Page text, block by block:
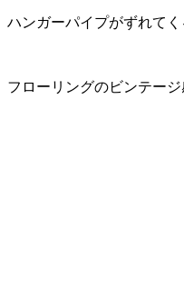
ハンガーパイプがずれて
フローリングのビンテー